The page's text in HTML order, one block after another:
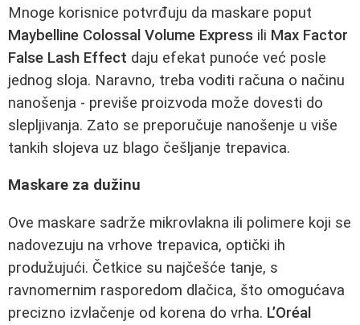
Mnoge korisnice potvrđuju da maskare poput
Maybelline Colossal Volume Express ili Max Factor
False Lash Effect daju efekat punoće već posle
jednog sloja. Naravno, treba voditi računa o načinu
nanošenja - previše proizvoda može dovesti do
slepljivanja. Zato se preporučuje nanošenje u više
tankih slojeva uz blago češljanje trepavica.
Maskare za dužinu
Ove maskare sadrže mikrovlakna ili polimere koji se
nadovezuju na vrhove trepavica, optički ih
produžujući. Četkice su najčešće tanje, s
ravnomernim rasporedom dlačica, što omogućava
precizno izvlačenje od korena do vrha. L’Oréal